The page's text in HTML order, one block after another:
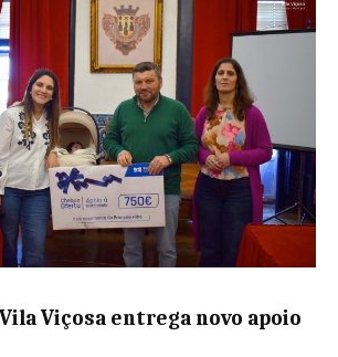
Viçosa entrega novo apoio